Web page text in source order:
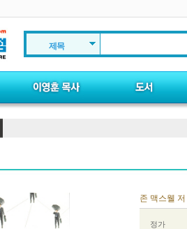
제목
존 맥스웰
정가